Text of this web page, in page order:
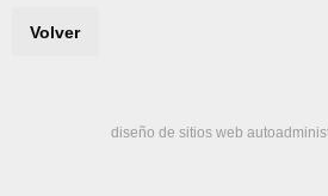
Volver
diseño de sitios web